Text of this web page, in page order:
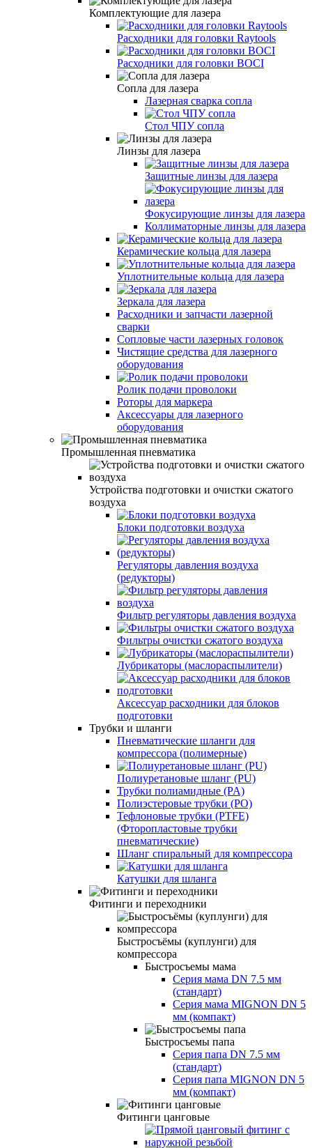
Комплектующие для лазера
Расходники для головки Raytools
Расходники для головки BOCI
Сопла для лазера
Лазерная сварка сопла
Стол ЧПУ сопла
Линзы для лазера
Защитные линзы для лазера
Фокусирующие линзы для лазера
Коллиматорные линзы для лазера
Керамические кольца для лазера
Уплотнительные кольца для лазера
Зеркала для лазера
Расходники и запчасти лазерной
сварки
Сопловые части лазерных головок
Чистящие средства для лазерного
оборудования
Ролик подачи проволоки
Роторы для маркера
Аксессуары для лазерного
оборудования
Промышленная пневматика
Устройства подготовки и очистки сжатого
воздуха
Блоки подготовки воздуха
Регуляторы давления воздуха
(редукторы)
Фильтр регуляторы давления воздуха
Фильтры очистки сжатого воздуха
Лубрикаторы (маслораспылители)
Аксессуар расходники для блоков
подготовки
Трубки и шланги
Пневматические шланги для
компрессора (полимерные)
Полиуретановые шланг (PU)
Трубки полиамидные (PA)
Полиэстеровые трубки (PO)
Тефлоновые трубки (PTFE)
(Фторопластовые трубки
пневматические)
Шланг спиральный для компрессора
Катушки для шланга
Фитинги и переходники
Быстросъёмы (куплунги) для
компрессора
Быстросъемы мама
Серия мама DN 7.5 мм
(стандарт)
Серия мама MIGNON DN 5
мм (компакт)
Быстросъемы папа
Серия папа DN 7.5 мм
(стандарт)
Серия папа MIGNON DN 5
мм (компакт)
Фитинги цанговые